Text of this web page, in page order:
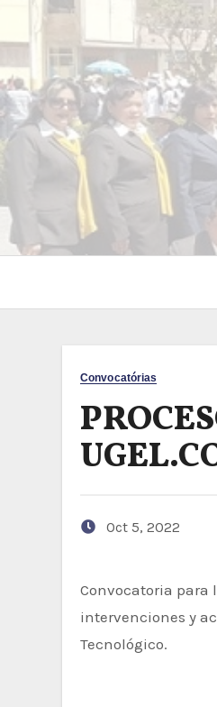
Convocatórias
Oct 5, 2022
Convocatoria para la contratación administrativa de servicios de personal para la implementación de las
intervenciones y
Tecnológico.